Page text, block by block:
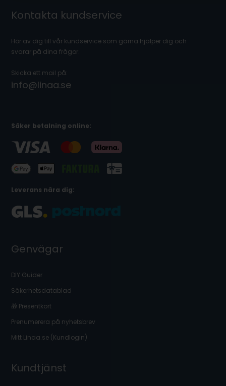
Kontakta kundservice
Hör av dig till vår kundservice som gärna hjälper dig och
svarar på dina frågor.
Skicka ett mail på:
info@linaa.se
Säker betalning online:
Leverans nära dig:
Genvägar
DIY Guider
Säkerhetsdatablad
🎁 Presentkort
Prenumerera på nyhetsbrev
Mitt Linaa.se (Kundlogin)
Kundtjänst